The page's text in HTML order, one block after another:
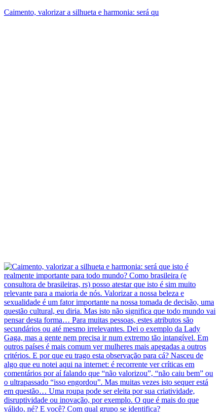
Caimento, valorizar a silhueta e harmonia: será qu